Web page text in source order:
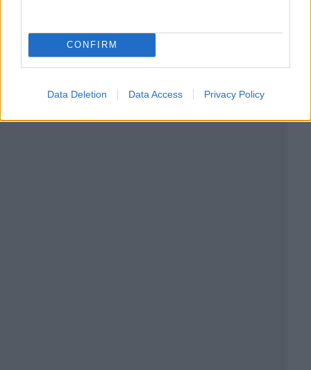
CONFIRM
Data Deletion Data Access Privacy Policy